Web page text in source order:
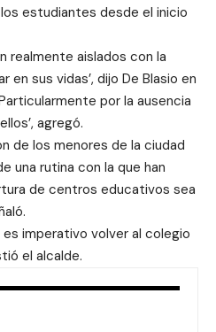
estudiantes desde el inicio
realmente aislados con la
en sus vidas’, dijo De Blasio en
por la ausencia
agregó.
de los menores de la ciudad
una rutina con la que han
de centros educativos sea
es imperativo volver al colegio
el alcalde.